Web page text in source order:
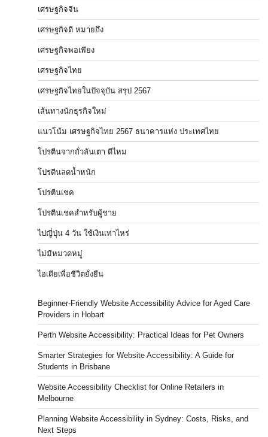
เศรษฐกิจจีน
เศรษฐกิจดี หมายถึง
เศรษฐกิจพอเพียง
เศรษฐกิจไทย
เศรษฐกิจไทยในปัจจุบัน สรุป 2567
เส้นทางนักธุรกิจใหม่
แนวโน้ม เศรษฐกิจไทย 2567 ธนาคารแห่ง ประเทศไทย
โปรตีนจากถั่วลันเตา ดีไหม
โปรตีนลดน้ำหนัก
โปรตีนเชค
โปรตีนเชคสำหรับผู้ชาย
ไปญี่ปุ่น 4 วัน ใช้เงินเท่าไหร่
ไม่มีหมวดหมู่
ไอเดียเพื่อชีวิตยั่งยืน
Beginner-Friendly Website Accessibility Advice for Aged Care
Providers in Hobart
Perth Website Accessibility: Practical Ideas for Pet Owners
Smarter Strategies for Website Accessibility: A Guide for
Students in Brisbane
Website Accessibility Checklist for Online Retailers in
Melbourne
Planning Website Accessibility in Sydney: Costs, Risks, and
Next Steps